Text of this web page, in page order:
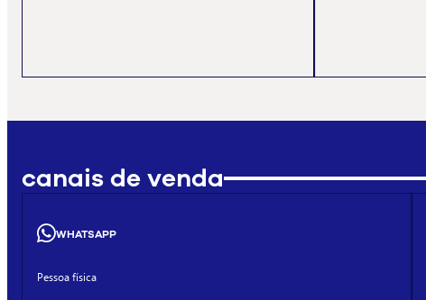
canais de venda
WHATSAPP
Pessoa física